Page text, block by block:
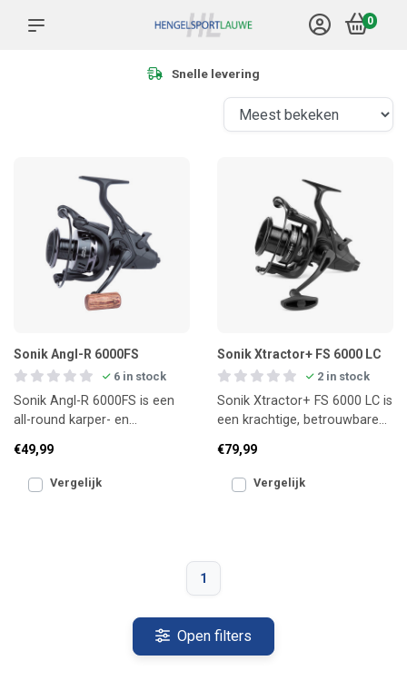
0
Snelle levering
Sonik Angl-R 6000FS
6 in stock
Sonik Angl-R 6000FS is een
all-round karper- en
betrouwbare werking en
€49,99
Vergelijk
Sonik Xtractor+ FS 6000 LC
2 in stock
Sonik Xtractor+ FS 6000 LC is
een krachtige, betrouwbare
Xtractor+-serie, ontwor
€79,99
Vergelijk
1
Open filters